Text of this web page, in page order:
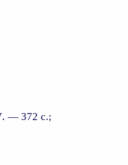
— 372 с.;